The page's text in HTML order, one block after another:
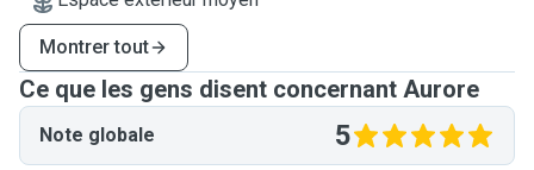
Montrer tout
Ce que les gens disent concernant Aurore
Note globale 5